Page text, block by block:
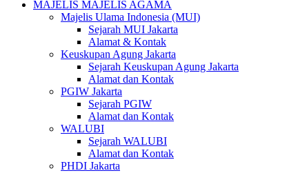
MAJELIS MAJELIS AGAMA
Majelis Ulama Indonesia (MUI)
Sejarah MUI Jakarta
Alamat & Kontak
Keuskupan Agung Jakarta
Sejarah Keuskupan Agung Jakarta
Alamat dan Kontak
PGIW Jakarta
Sejarah PGIW
Alamat dan Kontak
WALUBI
Sejarah WALUBI
Alamat dan Kontak
PHDI Jakarta